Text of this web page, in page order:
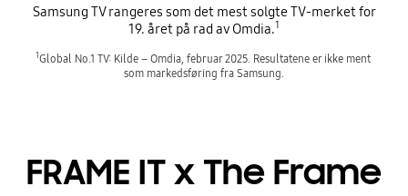
Samsung TV rangeres som det mest solgte TV-merket for
19. året på rad av Omdia.1
1Global No.1 TV: Kilde – Omdia, februar 2025. Resultatene er ikke ment
som markedsføring fra Samsung.
FRAME IT x The Frame